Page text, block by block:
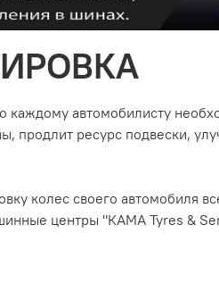
каждому автомобилисту
продлит ресурс подвески,
колес своего автомобиля
центры "КАМА Tyres &